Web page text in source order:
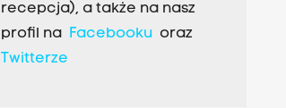
recepcja), a także na nasz
profil na Facebookuoraz
Twitterze